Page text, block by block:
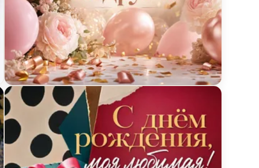
Открытка с днём рождения с шарами и цветами